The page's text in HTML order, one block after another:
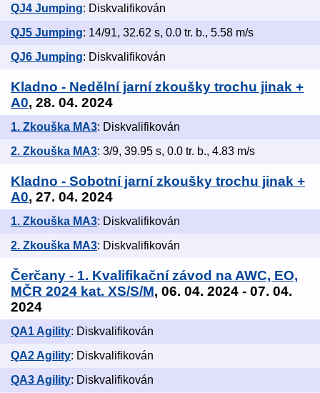
QJ4 Jumping: Diskvalifikován
QJ5 Jumping: 14/91, 32.62 s, 0.0 tr. b., 5.58 m/s
QJ6 Jumping: Diskvalifikován
Kladno - Nedělní jarní zkoušky trochu jinak +
A0, 28. 04. 2024
1. Zkouška MA3: Diskvalifikován
2. Zkouška MA3: 3/9, 39.95 s, 0.0 tr. b., 4.83 m/s
Kladno - Sobotní jarní zkoušky trochu jinak +
A0, 27. 04. 2024
1. Zkouška MA3: Diskvalifikován
2. Zkouška MA3: Diskvalifikován
Čerčany - 1. Kvalifikační závod na AWC, EO,
MČR 2024 kat. XS/S/M, 06. 04. 2024 - 07. 04.
2024
QA1 Agility: Diskvalifikován
QA2 Agility: Diskvalifikován
QA3 Agility: Diskvalifikován